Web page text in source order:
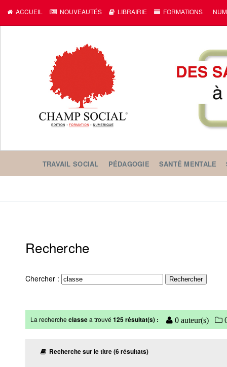
ACCUEIL NOUVEAUTÉS LIBRAIRIE FORMATIONS
TRAVAIL SOCIAL PÉDAGOGIE SANTÉ MENTALE
Recherche
Chercher :
La rechercheclassea trouvé125 résultat(s) : 0 auteur(s)
Recherche sur le titre (6 résultats)